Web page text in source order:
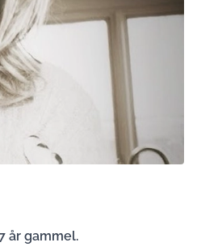
år gammel.